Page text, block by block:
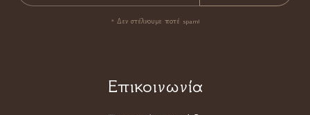
* Δεν στέλνουμε ποτέ spam!
Επικοινωνία